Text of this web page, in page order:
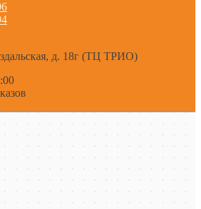
д. 18г (ТЦ ТРИО)